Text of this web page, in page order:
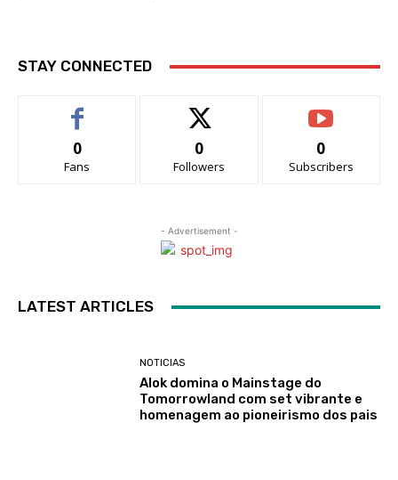
STAY CONNECTED
0
Fans
0
Followers
0
Subscribers
- Advertisement -
LATEST ARTICLES
NOTICIAS
Alok domina o Mainstage do
Tomorrowland com set vibrante e
homenagem ao pioneirismo dos pais